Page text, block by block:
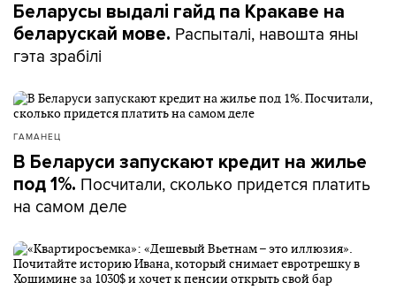
Беларусы выдалі гайд па Кракаве на
беларускай мове. Распыталі, навошта яны
гэта зрабілі
ГАМАНЕЦ
В Беларуси запускают кредит на жилье
под 1%. Посчитали, сколько придется платить
на самом деле